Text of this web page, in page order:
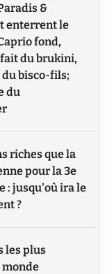
&
enterrent le
fond,
du brukini,
bisco-fils;
du
riches que la
pour la 3e
: jusqu'où ira le
?
les plus